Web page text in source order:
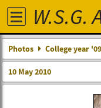
W.S.G.
Photos College year
10 May 2010